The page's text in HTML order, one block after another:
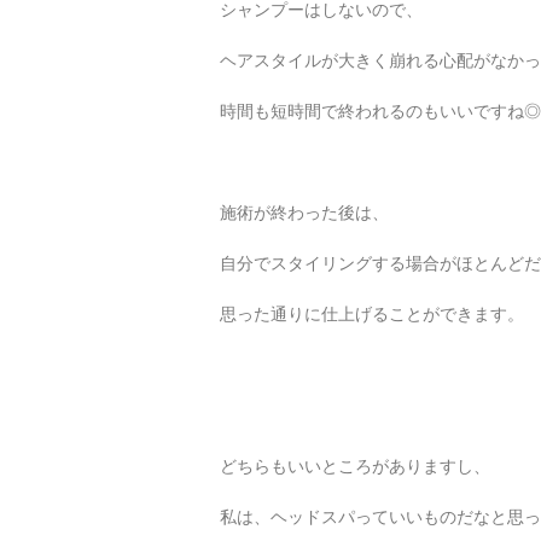
シャンプーはしないので、
ヘアスタイルが大きく崩れる心配がなか
時間も短時間で終われるのもいいですね◎
施術が終わった後は、
自分でスタイリングする場合がほとんど
思った通りに仕上げることができます。
どちらもいいところがありますし、
私は、ヘッドスパっていいものだなと思